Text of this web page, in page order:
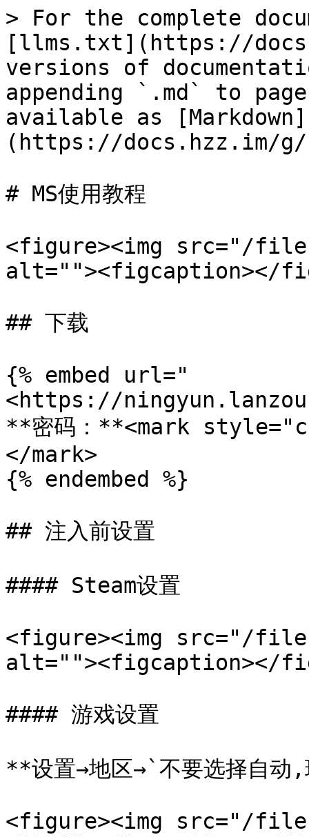
> For the complete
[llms.txt](https://
versions of
appending `.md` to
available as [Markdown]
(https://docs.hzz.im/
# MS使用教程
<figure><img src="/
alt=""><figcaption></
## 下载
{% embed url="
<https://
**密码：**<mark
</mark>
{% endembed %}
## 注入前设置
#### Steam设置
<figure><img src="/files/
alt=""><figcaption></
#### 游戏设置
**设置→地区→`不要选择自动
<figure><img src="/files/